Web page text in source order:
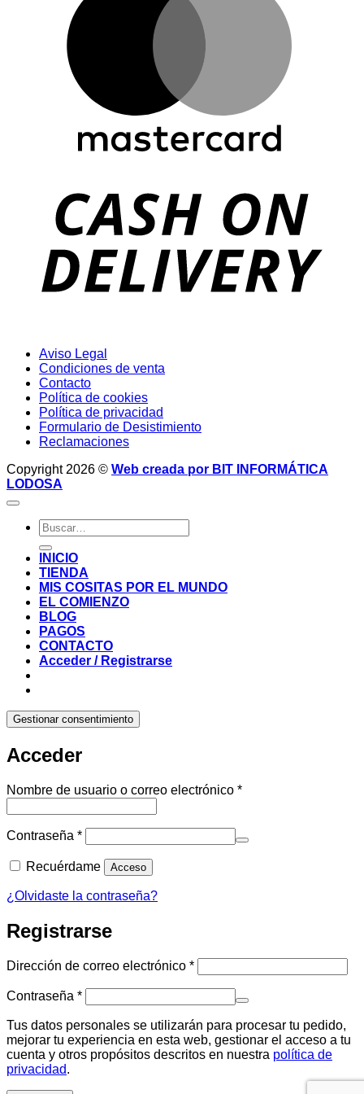
Aviso Legal
Condiciones de venta
Contacto
Política de cookies
Política de privacidad
Formulario de Desistimiento
Reclamaciones
Copyright 2026 © Web creada por BIT INFORMÁTICA
LODOSA
Buscar
por:
INICIO
TIENDA
MIS COSITAS POR EL MUNDO
EL COMIENZO
BLOG
PAGOS
CONTACTO
Acceder / Registrarse
Gestionar consentimiento
Acceder
Nombre de usuario o correo electrónico *Obligatorio
Contraseña *Obligatorio
Recuérdame Acceso
¿Olvidaste la contraseña?
Registrarse
Dirección de correo electrónico *Obligatorio
Contraseña *Obligatorio
Tus datos personales se utilizarán para procesar tu pedido,
mejorar tu experiencia en esta web, gestionar el acceso a tu
cuenta y otros propósitos descritos en nuestra política de
privacidad.